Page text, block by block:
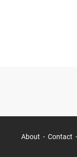
About Contact